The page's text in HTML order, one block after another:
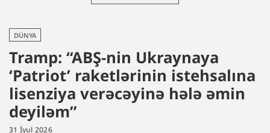
DÜNYA
Tramp: “ABŞ-nin Ukraynaya
‘Patriot’ raketlərinin istehsalına
lisenziya verəcəyinə hələ əmin
deyiləm”
31 İyul 2026